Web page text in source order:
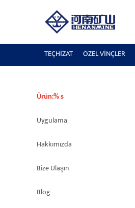
TEÇHİZAT ÖZEL VINÇLER
Site Haritası
Ürün:% s
Uygulama
Hakkımızda
Bize Ulaşın
Blog